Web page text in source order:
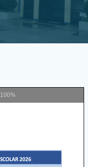
100%